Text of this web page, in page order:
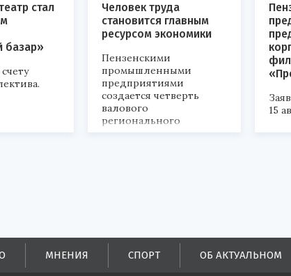
стал
базар»
Человек труда
становится главным
ресурсом экономики
Пензенскими
промышленными
предприятиями
создается четверть
валового
регионального
продукта и
15
МНЕНИЯ СПОРТ ОБ АКТУАЛЬНОМ